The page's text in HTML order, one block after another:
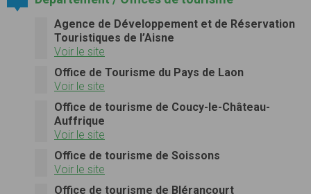
Agence de Développement et de Réservation
Touristiques de l’Aisne
Voir le site
Office de Tourisme du Pays de Laon
Voir le site
Office de tourisme de Coucy-le-Château-
Auffrique
Voir le site
Office de tourisme de Soissons
Voir le site
Office de tourisme de Blérancourt